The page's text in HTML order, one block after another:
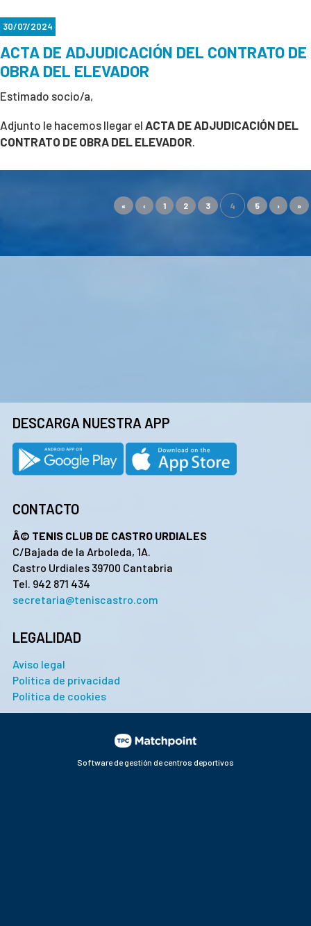
30/07/2024
ACTA DE ADJUDICACIÓN DEL CONTRATO DE
OBRA DEL ELEVADOR
Estimado socio/a,
Adjunto le hacemos llegar el ACTA DE ADJUDICACIÓN DEL
CONTRATO DE OBRA DEL ELEVADOR
« ‹ 1 2 3 4 5 › »
DESCARGA NUESTRA APP
CONTACTO
Â© TENIS CLUB DE CASTRO URDIALES
C/Bajada de la Arboleda, 1A.
Castro Urdiales 39700 Cantabria
Tel. 942 871 434
secretaria@teniscastro.com
LEGALIDAD
Aviso legal
Política de privacidad
Política de cookies
Software de gestión de centros deportivos